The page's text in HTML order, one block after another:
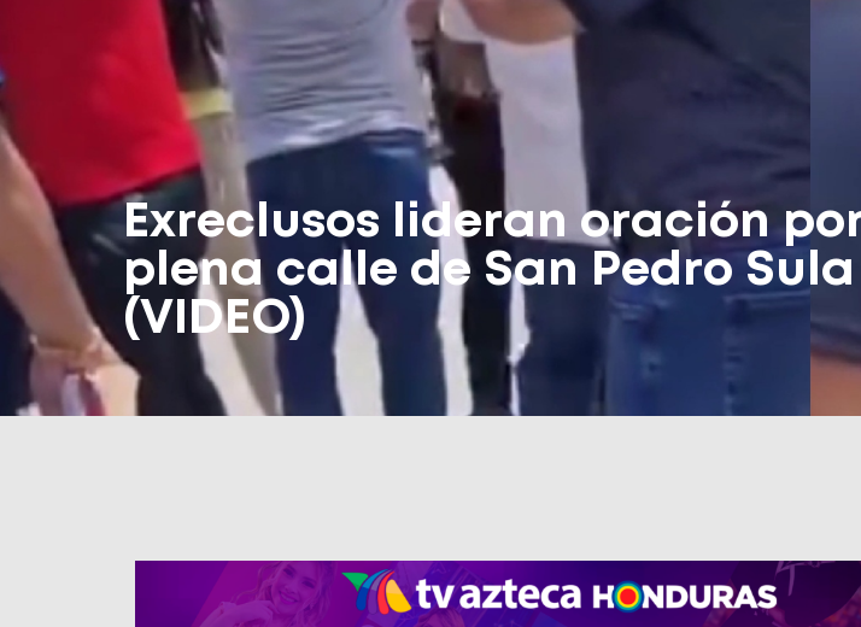
Exreclusos lideran oración
plena calle de San Pedro
(VIDEO)